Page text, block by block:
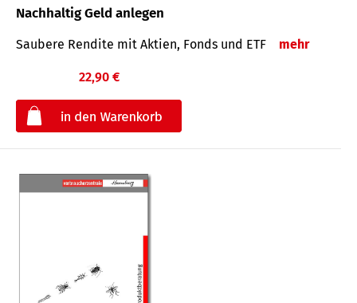
Nachhaltig Geld anlegen
Saubere Rendite mit Aktien, Fonds und ETF mehr
22,90 €